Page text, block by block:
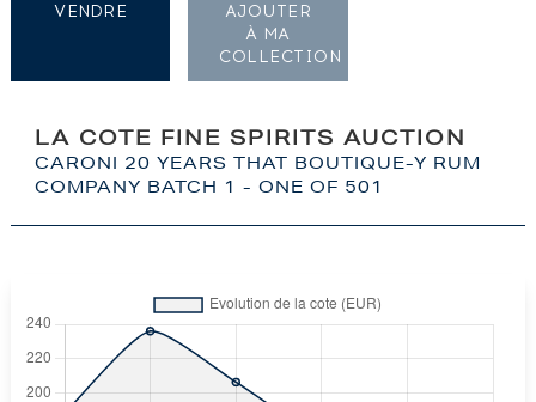
LA COTE FINE SPIRITS AUCTION
CARONI 20 YEARS THAT BOUTIQUE-Y RUM
COMPANY BATCH 1 - ONE OF 501
VENDRE
AJOUTER
À MA
COLLECTION